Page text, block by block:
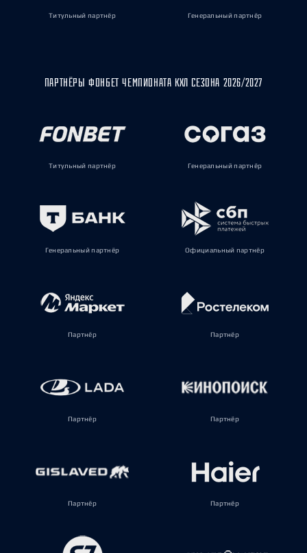
Титульный партнёр Генеральный партнёр
ПАРТНЁРЫ ФОНБЕТ ЧЕМПИОНАТА КХЛ СЕЗОНА 2026/2027
Титульный партнёр Генеральный партнёр
Генеральный партнёр Официальный партнёр
Партнёр Партнёр
Партнёр Партнёр
Партнёр Партнёр